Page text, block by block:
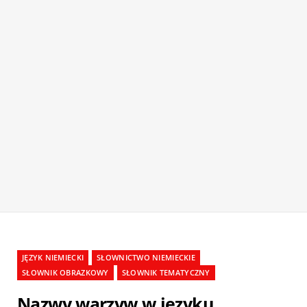
JĘZYK NIEMIECKI
SŁOWNICTWO NIEMIECKIE
SŁOWNIK OBRAZKOWY
SŁOWNIK TEMATYCZNY